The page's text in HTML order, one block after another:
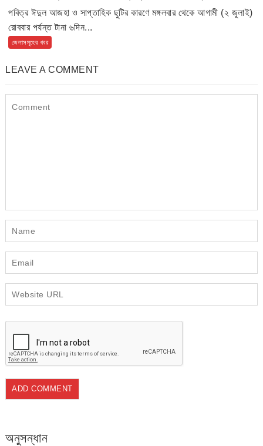
পবিত্র ঈদুল আজহা ও সাপ্তাহিক ছুটির কারণে মঙ্গলবার থেকে আগামী (২ জুলাই)
রোববার পর্যন্ত টানা ৬দিন...
জেলাসমূহের খবর
LEAVE A COMMENT
অনুসন্ধান